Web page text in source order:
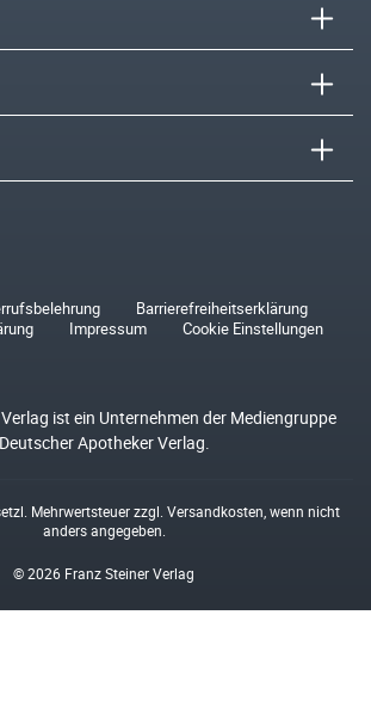
Barrierefreiheitserklärung
Impressum Cookie Einstellungen
ist ein Unternehmen der Mediengruppe
Deutscher Apotheker Verlag.
Mehrwertsteuer zzgl. Versandkosten , wenn nicht
anders angegeben.
© 2026 Franz Steiner Verlag